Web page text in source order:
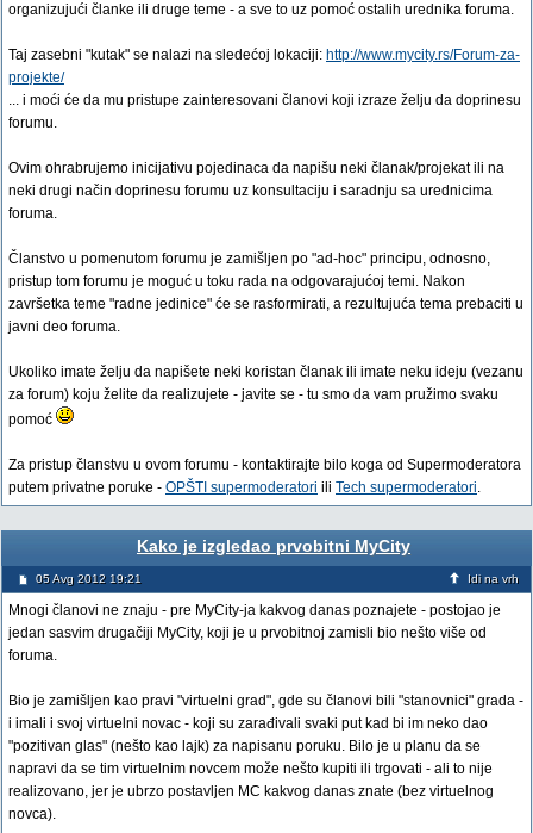
organizujući članke ili druge teme - a sve to uz pomoć ostalih urednika foruma.
Taj zasebni "kutak" se nalazi na sledećoj lokaciji: http://www.mycity.rs/Forum-za-
projekte/
... i moći će da mu pristupe zainteresovani članovi koji izraze želju da doprinesu
forumu.
Ovim ohrabrujemo inicijativu pojedinaca da napišu neki članak/projekat ili na
neki drugi način doprinesu forumu uz konsultaciju i saradnju sa urednicima
foruma.
Članstvo u pomenutom forumu je zamišljen po "ad-hoc" principu, odnosno,
pristup tom forumu je moguć u toku rada na odgovarajućoj temi. Nakon
završetka teme "radne jedinice" će se rasformirati, a rezultujuća tema prebaciti u
javni deo foruma.
Ukoliko imate želju da napišete neki koristan članak ili imate neku ideju (vezanu
za forum) koju želite da realizujete - javite se - tu smo da vam pružimo svaku
pomoć
Za pristup članstvu u ovom forumu - kontaktirajte bilo koga od Supermoderatora
putem privatne poruke - OPŠTI supermoderatori ili Tech supermoderatori.
Kako je izgledao prvobitni MyCity
05 Avg 2012 19:21 Idi na vrh
Mnogi članovi ne znaju - pre MyCity-ja kakvog danas poznajete - postojao je
jedan sasvim drugačiji MyCity, koji je u prvobitnoj zamisli bio nešto više od
foruma.
Bio je zamišljen kao pravi "virtuelni grad", gde su članovi bili "stanovnici" grada -
i imali i svoj virtuelni novac - koji su zarađivali svaki put kad bi im neko dao
"pozitivan glas" (nešto kao lajk) za napisanu poruku. Bilo je u planu da se
napravi da se tim virtuelnim novcem može nešto kupiti ili trgovati - ali to nije
realizovano, jer je ubrzo postavljen MC kakvog danas znate (bez virtuelnog
novca).